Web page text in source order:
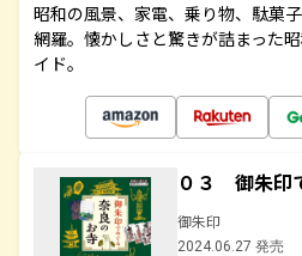
昭和の風景、家電、乗り物、駄菓
網羅。懐かしさと驚きが詰まった
イド。
０３ 御朱印
御朱印
2024.06.27 発売